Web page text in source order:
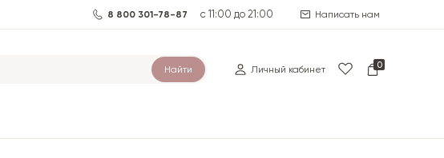
8 800 301-78-87 с 11:00 до 21:00 Написать нам
Найти Личный кабинет 0